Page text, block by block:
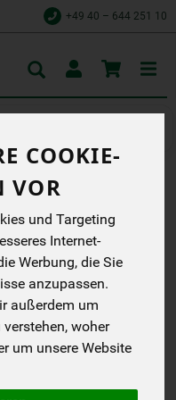
COOKIE-
VOR
und Targeting
Internet-
Werbung, die Sie
anzupassen.
außerdem um
woher
um unsere Website
+49 40 – 644 251 10
3
im
reich an
3-Fettsäuren.
013
*
Toggle
cart